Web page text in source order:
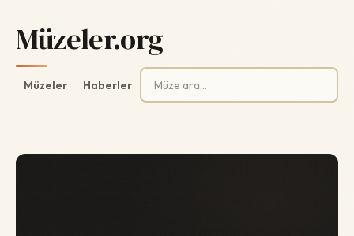
Müzeler.org
Müzeler Haberler
Arama: